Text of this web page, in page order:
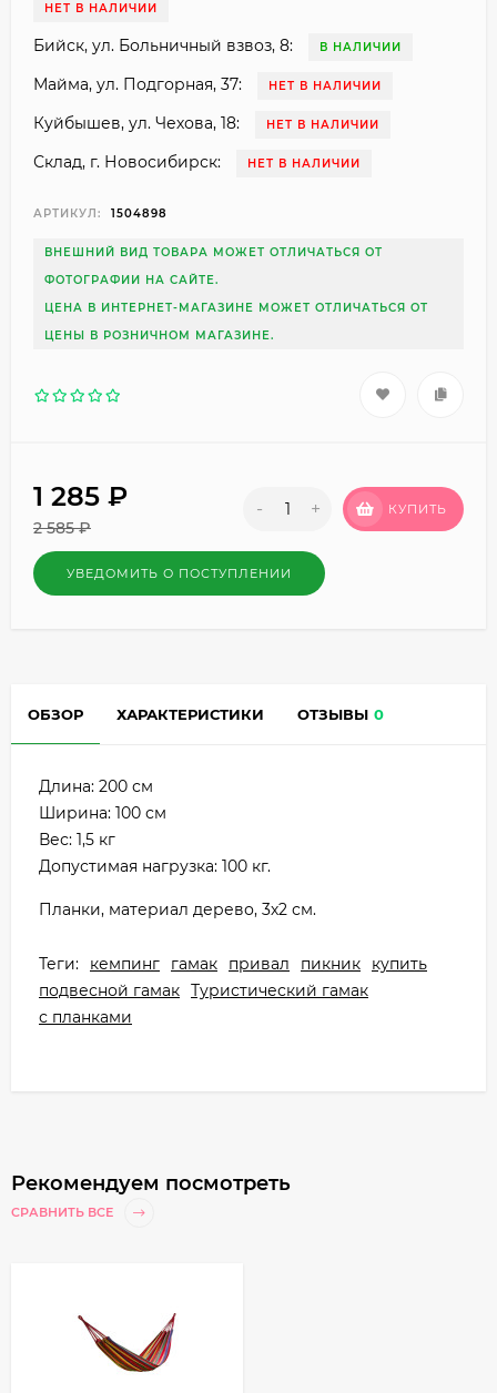
НЕТ В НАЛИЧИИ
Бийск, ул. Больничный взвоз, 8: В НАЛИЧИИ
Майма, ул. Подгорная, 37: НЕТ В НАЛИЧИИ
Куйбышев, ул. Чехова, 18: НЕТ В НАЛИЧИИ
Склад, г. Новосибирск: НЕТ В НАЛИЧИИ
АРТИКУЛ: 1504898
ВНЕШНИЙ ВИД ТОВАРА МОЖЕТ ОТЛИЧАТЬСЯ ОТ
ФОТОГРАФИИ НА САЙТЕ.
ЦЕНА В ИНТЕРНЕТ-МАГАЗИНЕ МОЖЕТ ОТЛИЧАТЬСЯ ОТ
ЦЕНЫ В РОЗНИЧНОМ МАГАЗИНЕ.
1 285 ₽
2 585₽
- + КУПИТЬ
УВЕДОМИТЬ О ПОСТУПЛЕНИИ
ОБЗОР ХАРАКТЕРИСТИКИ ОТЗЫВЫ 0
Длина: 200 см
Ширина: 100 см
Вес: 1,5 кг
Допустимая нагрузка: 100 кг.
Планки, материал дерево, 3х2 см.
Теги: кемпинг гамак привал пикник
купить
подвесной гамак Туристический гамак
с планками
Рекомендуем посмотреть
СРАВНИТЬ ВСЕ